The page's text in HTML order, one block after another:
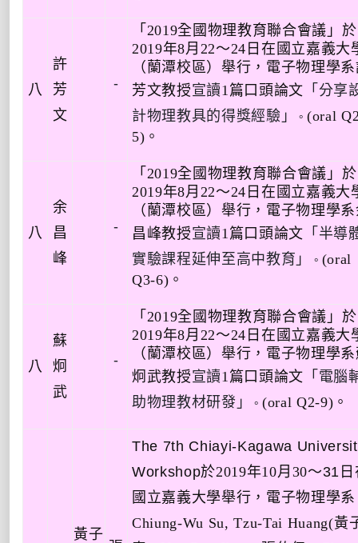
八
許
芳
文
-
「 2019全國物理教育聯合會議」於
2019年8月 22～24 日在國立嘉義大
（蘭潭校區）舉行，電子物理學
芳文教授宣讀1 篇口頭論文 「分享
計物理教具的得獎經驗」
。(oral
5) 。
八
余
昌
峰
-
「 2019全國物理教育聯合會議」於
2019年8月 22～24 日在國立嘉義大
（蘭潭校區）舉行，電子物理學系
昌峰教授宣讀1 篇口頭論文 「半導
實驗課程延伸至高中教育」
。 (oral
Q3-6) 。
八
蘇
炯
武
-
「 2019全國物理教育聯合會議」於
2019年8月 22～24 日在國立嘉義大
（蘭潭校區）舉行，電子物理學系
炯武教授宣讀1 篇口頭論文 「電腦
助物理教材研發」
。(oral Q2-9) 。
黃子
The 7th Chiayi-Kagawa
Workshop於2019年10月 30～31
國立嘉義大學舉行， 電子物理學系
Chiung-Wu Su, Tzu-Tai Huang(黃